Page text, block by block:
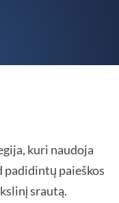
kuri naudoja
paieškos
srautą.